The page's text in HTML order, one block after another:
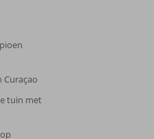
Curaçao
tuin met